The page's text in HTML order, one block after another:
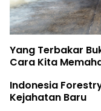
Yang Terbakar
Cara Kita
Indonesia
Kejahatan Baru